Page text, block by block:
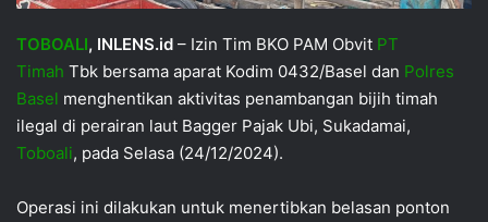
TOBOALI, INLENS.id – Izin Tim BKO PAM Obvit PT
Timah Tbk bersama aparat Kodim 0432/Basel dan Polres
Basel menghentikan aktivitas penambangan bijih timah
ilegal di perairan laut Bagger Pajak Ubi, Sukadamai,
Toboali, pada Selasa (24/12/2024).
Operasi ini dilakukan untuk menertibkan belasan ponton